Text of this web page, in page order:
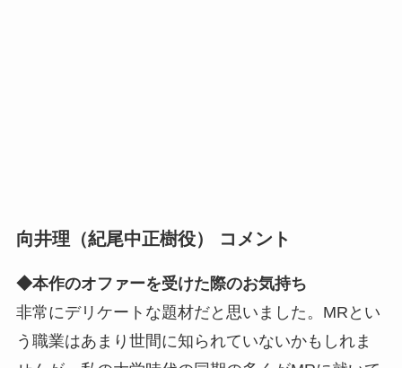
向井理（紀尾中正樹役） コメント
◆本作のオファーを受けた際のお気持ち
非常にデリケートな題材だと思いました。MRとい
う職業はあまり世間に知られていないかもしれま